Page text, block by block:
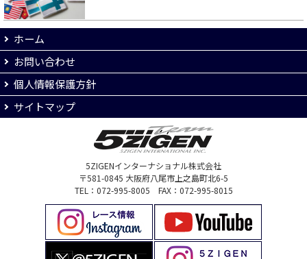
ホーム
お問い合わせ
個人情報保護方針
サイトマップ
5ZIGENインターナショナル株式会社
〒581-0845 大阪府八尾市上之島町北6-5
TEL：072-995-8005 FAX：072-995-8015